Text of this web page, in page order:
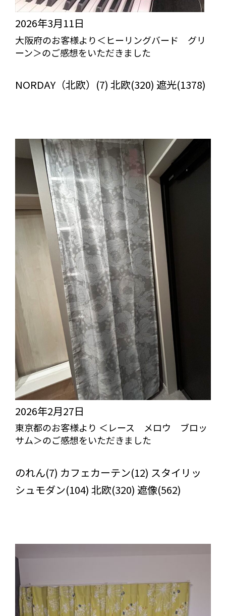
2026年3月11日
大阪府のお客様より＜ヒーリングバード グリ
ーン＞のご感想をいただきました
NORDAY（北欧）(7) 北欧(320) 遮光(1378)
2026年2月27日
東京都のお客様より ＜レース メロウ ブロッ
サム＞のご感想をいただきました
のれん(7) カフェカーテン(12) スタイリッ
シュモダン(104) 北欧(320) 遮像(562)